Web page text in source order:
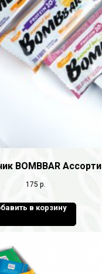
BOMBBAR Ассорти
175 р.
в корзину